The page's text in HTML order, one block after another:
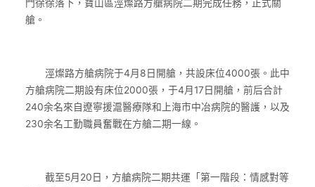
門徐徐落下，寶山區涇燦路方艙病院二期完成任務，正式關
艙。
涇燦路方艙病院于4月8日開艙，共設床位4000張。此中
方艙病院二期設有床位2000張，于4月17日開艙，前后合計
240余名來自遼寧援滬醫療隊和上海市中冶病院的醫護，以及
230余名工勤職員奮戰在方艙二期一線。
截至5月20日，方艙病院二期共運「第一階段：情感對等